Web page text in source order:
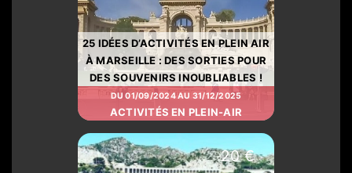
25 IDÉES D’ACTIVITÉS EN PLEIN AIR
À MARSEILLE : DES SORTIES POUR
DES SOUVENIRS INOUBLIABLES !
DU 01/09/2024 AU 31/12/2025
ACTIVITÉS EN PLEIN-AIR
20 €